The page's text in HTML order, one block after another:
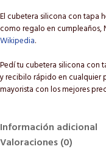
El cubetera silicona con tapa
como regalo en cumpleaños,
Wikipedia.
Pedí tu cubetera silicona con
y recibilo rápido en cualquier
mayorista con los mejores
Información adicional
Valoraciones (0)